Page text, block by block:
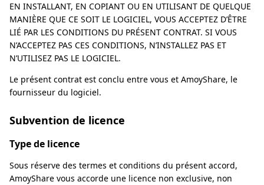
EN INSTALLANT, EN COPIANT OU EN UTILISANT DE QUELQUE
MANIÈRE QUE CE SOIT LE LOGICIEL, VOUS ACCEPTEZ D’ÊTRE
LIÉ PAR LES CONDITIONS DU PRÉSENT CONTRAT. SI VOUS
N’ACCEPTEZ PAS CES CONDITIONS, N’INSTALLEZ PAS ET
N’UTILISEZ PAS LE LOGICIEL.
Le présent contrat est conclu entre vous et AmoyShare, le
fournisseur du logiciel.
Subvention de licence
Type de licence
Sous réserve des termes et conditions du présent accord,
AmoyShare vous accorde une licence non exclusive, non